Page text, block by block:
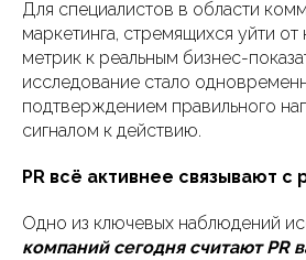
Для специалистов в области
маркетинга, стремящихся уйти от
метрик к реальным бизнес-
исследование стало
подтверждением правильного
сигналом к действию.
PR всё активнее связывают с
Одно из ключевых наблюдений
компаний сегодня считают PR